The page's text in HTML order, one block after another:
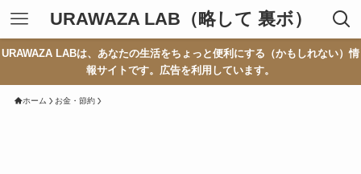
URAWAZA LAB（略して 裏ボ）
URAWAZA LABは、あなたの生活をちょっと便利にする（かもしれない）情
報サイトです。広告を利用しています。
ホーム お金・節約